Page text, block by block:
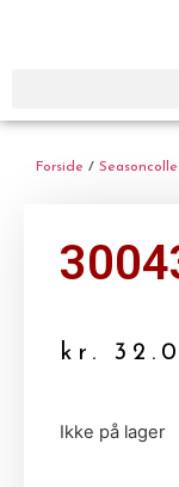
Forside /
kr.
Ikke på lager